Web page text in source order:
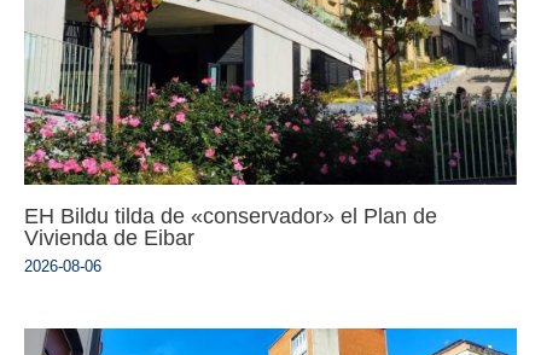
EH Bildu tilda de «conservador» el Plan de
Vivienda de Eibar
2026-08-06